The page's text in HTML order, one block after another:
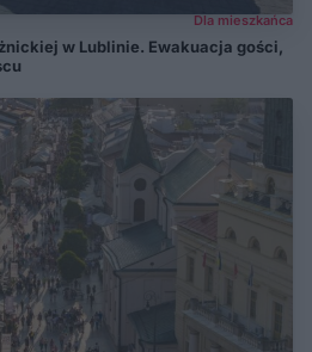
Dla mieszkańca
w Lublinie. Ewakuacja gości,